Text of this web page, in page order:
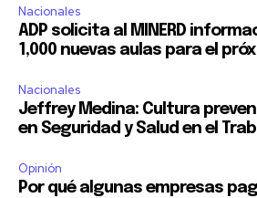
Nacionales
ADP solicita al MINERD
1,000 nuevas aulas para el
Nacionales
Jeffrey Medina: Cultura
en Seguridad y Salud en el
Opinión
Por qué algunas empresas